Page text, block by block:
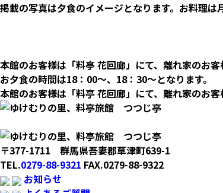
掲載の写真は夕食のイメージとなります。お料理は
本館のお客様は「料亭 花回廊」にて、離れ家のお
お夕食の時間は18：00～、18：30～となります。
本館のお客様は「料亭 花回廊」にて、離れ家のお
〒377-1711 群馬県吾妻郡草津町639-1
TEL.0279-88-9321 FAX.0279-88-9322
お知らせ